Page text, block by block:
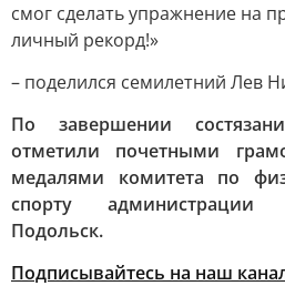
смог сделать упражнение на
личный рекорд!»
– поделился семилетний Лев
По завершении
отметили почетными
медалями комитета по
спорту администрации
Подольск.
Подписывайтесь на наш